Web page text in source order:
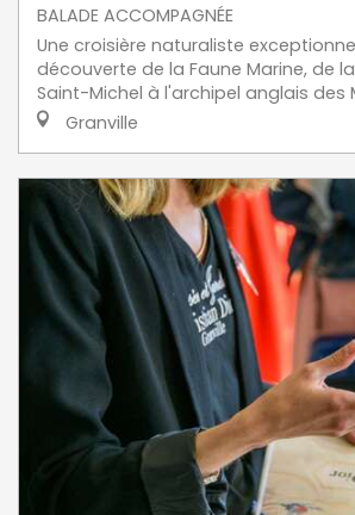
BALADE ACCOMPAGNÉE
Une croisière naturaliste
découverte de la Faune Marine, de
Saint-Michel à l'archipel anglais des
Granville